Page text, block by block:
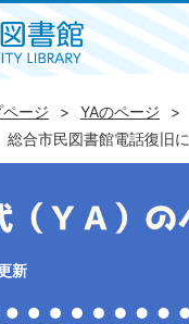
ージ
YAのページ
総合市民図書館電話復旧
新